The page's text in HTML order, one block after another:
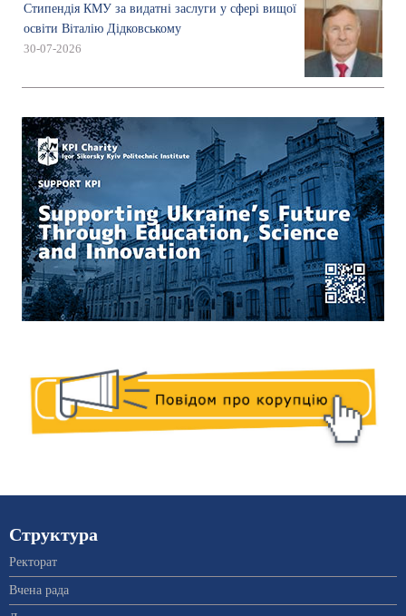
Стипендія КМУ за видатні заслуги у сфері вищої
освіти Віталію Дідковському
30-07-2026
Структура
Ректорат
Вчена рада